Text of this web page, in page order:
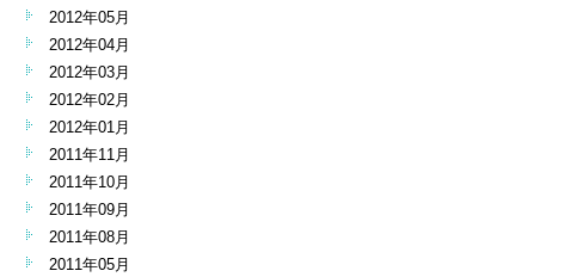
2012年05月
2012年04月
2012年03月
2012年02月
2012年01月
2011年11月
2011年10月
2011年09月
2011年08月
2011年05月